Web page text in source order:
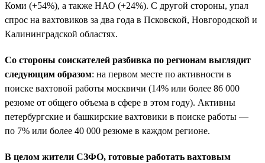
Коми (+54%), а также НАО (+24%). С другой стороны, упал
спрос на вахтовиков за два года в Псковской, Новгородской и
Калининградской областях.
Со стороны соискателей разбивка по регионам выглядит
следующим образом: на первом месте по активности в
поиске вахтовой работы москвичи (14% или более 86 000
резюме от общего объема в сфере в этом году). Активны
петербургские и башкирские вахтовики в поиске работы —
по 7% или более 40 000 резюме в каждом регионе.
В целом жители СЗФО, готовые работать вахтовым